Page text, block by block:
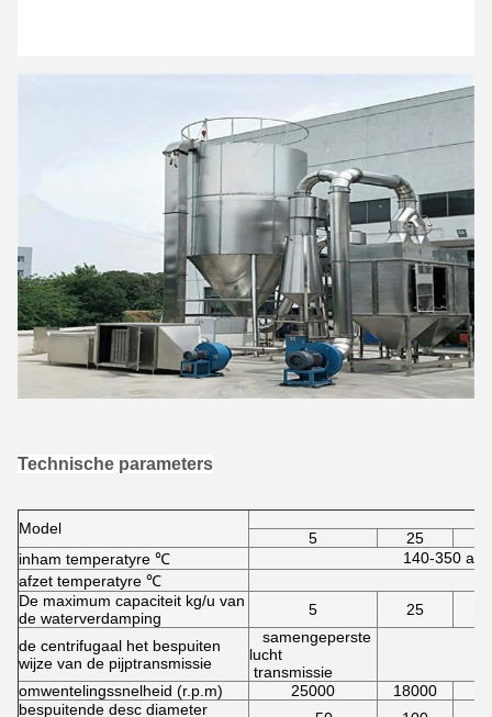
Technische parameters
Model
5 25
inham temperatyre ℃
140-350
afzet temperatyre ℃
De maximum capaciteit kg/u van
de waterverdamping
5 25
de centrifugaal het bespuiten
wijze van de pijptransmissie
samengeperste
lucht
transmissie
omwentelingssnelheid (r.p.m)
25000 18000
bespuitende desc diameter